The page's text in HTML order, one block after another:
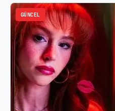
GÜNCEL